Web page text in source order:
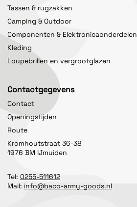
Tassen & rugzakken
Camping & Outdoor
Componenten & Elektronicaonderdelen
Kleding
Loupebrillen en vergrootglazen
Contactgegevens
Contact
Openingstijden
Route
Kromhoutstraat 36-38
1976 BM IJmuiden
Tel: 0255-511612
Mail: info@baco-army-goods.nl